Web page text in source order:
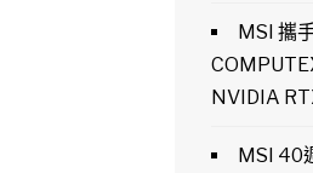
MSI 攜
NVIDIA
MSI 40